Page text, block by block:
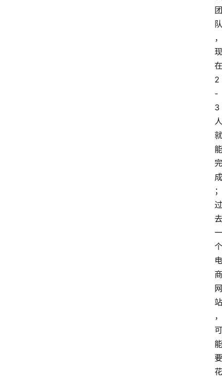
团
队
，
现
在
2
-
3
人
就
能
完
成
；
过
去
一
个
电
商
网
站
，
可
能
要
花